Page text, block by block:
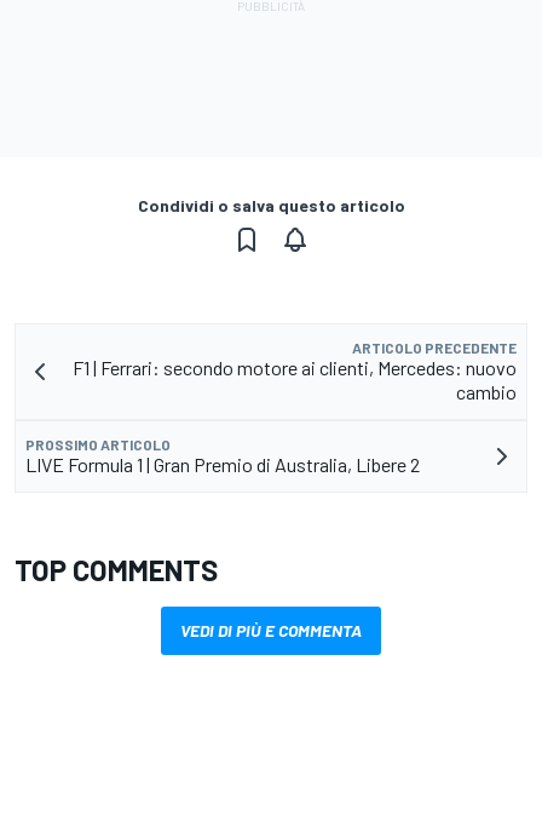
Condividi o salva questo articolo
ARTICOLO PRECEDENTE
F1 | Ferrari: secondo motore ai clienti, Mercedes: nuovo
cambio
PROSSIMO ARTICOLO
LIVE Formula 1 | Gran Premio di Australia, Libere 2
TOP COMMENTS
VEDI DI PIÙ E COMMENTA